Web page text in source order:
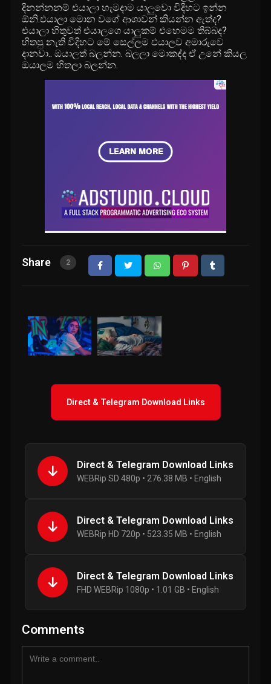
දිනන්නනම් එයාලා හැමදාම යාලුවො විදිහට ඉන්න
ඕනි.එයාලා මොන වගේ ආශාවන් කියන්න ඇත්ද?
එයාලා හිතුවත් එයාලගෙ යාලුකම් එහෙමම තිබ්බද?
හිතපු නැති විදිහට මේ සෙල්ලම එයාලව අමාරුවෙ
දානවා.. ඔයාලත් බලන්න. බලලා මොකද්ද ඒ උනේ කියල
ඔයාලම හිතලා බලන්න.
Share 2
Direct & Telegram Download Links
Direct & Telegram Download Links
WEBRip SD 480p • 276.38 MB • English
Direct & Telegram Download Links
WEBRip HD 720p • 523.35 MB • English
Direct & Telegram Download Links
FHD WEBRip 1080p • 1.01 GB • English
Comments